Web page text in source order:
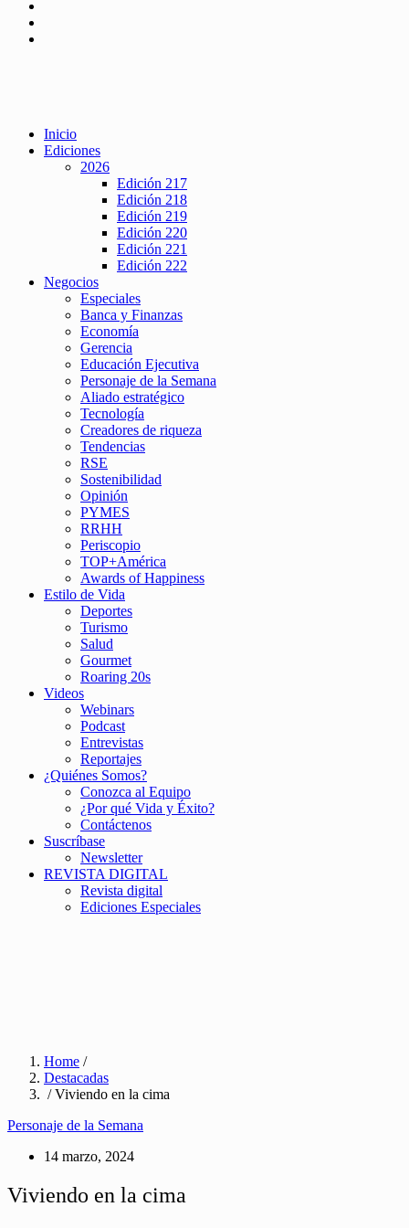
Inicio
Ediciones
2026
Edición 217
Edición 218
Edición 219
Edición 220
Edición 221
Edición 222
Negocios
Especiales
Banca y Finanzas
Economía
Gerencia
Educación Ejecutiva
Personaje de la Semana
Aliado estratégico
Tecnología
Creadores de riqueza
Tendencias
RSE
Sostenibilidad
Opinión
PYMES
RRHH
Periscopio
TOP+América
Awards of Happiness
Estilo de Vida
Deportes
Turismo
Salud
Gourmet
Roaring 20s
Videos
Webinars
Podcast
Entrevistas
Reportajes
¿Quiénes Somos?
Conozca al Equipo
¿Por qué Vida y Éxito?
Contáctenos
Suscríbase
Newsletter
REVISTA DIGITAL
Revista digital
Ediciones Especiales
Home /
Destacadas
/ Viviendo en la cima
Personaje de la Semana
14 marzo, 2024
Viviendo en la cima